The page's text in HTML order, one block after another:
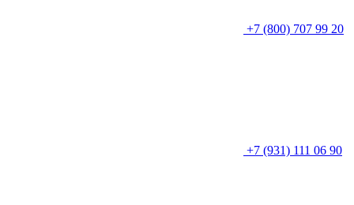
+7 (800) 707 99 20
+7 (931) 111 06 90